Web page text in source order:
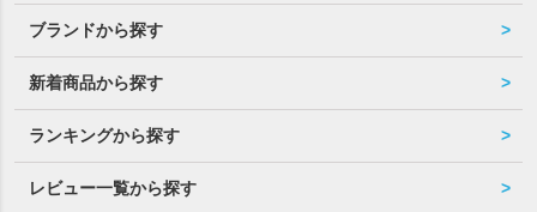
ブランドから探す
新着商品から探す
ランキングから探す
レビュー一覧から探す